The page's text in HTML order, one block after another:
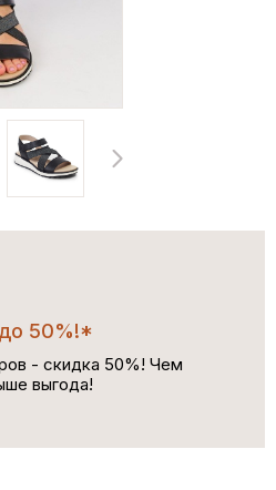
50%!*
- скидка 50%! Чем
выгода!